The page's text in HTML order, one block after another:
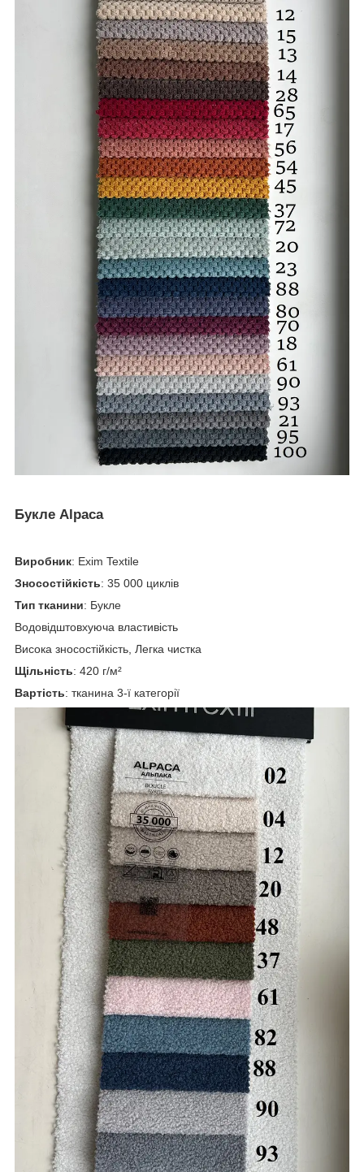
Букле Alpaca
Виробник: Exim Textile
Зносостійкість: 35 000 циклів
Тип тканини: Букле
Водовідштовхуюча властивість
Висока зносостійкість, Легка чистка
Щільність: 420 г/м²
Вартість: тканина 3-ї категорії